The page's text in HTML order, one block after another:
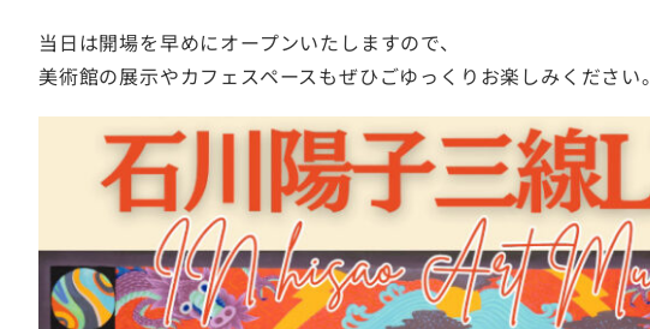
HOME
CAFE
GALLERY
GOODS
NEWS
当日は開場を早めにオープンいたしますので、
美術館の展示やカフェスペースもぜひごゆっくりお楽しみください。